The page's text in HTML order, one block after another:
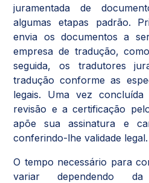
juramentada de
algumas etapas padrão.
envia os documentos a
empresa de tradução,
seguida, os tradutores
tradução conforme as
legais. Uma vez
revisão e a certificação
apõe sua assinatura e
conferindo-lhe validade legal.
O tempo necessário para
variar dependendo da